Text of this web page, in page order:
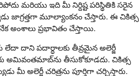
మరియు ఇది మీ నిర్దిష్ట పరిస్థితికి సరైన
జాగ్రత్తగా మూల్యాంకనం చేస్తారు. ఈ చికిత్స
అంశాలు ప్రభావితం చేస్తాయి.
లేదా దాని పదార్ధాలకు తీవ్రమైన అలెర్జీ
అమివంతమాబ్‌ను తీసుకోకూడదు. చికిత్స
మీ అలెర్జీ చరిత్రను పూర్తిగా చర్చిస్తారు.